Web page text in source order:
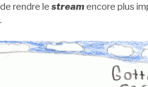
rendre le streamencore plus